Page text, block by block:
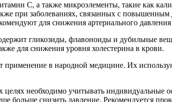
C, а также микроэлементы, такие как
при заболеваниях, связанных с
для снижения артериального
гликозиды, флавоноиды и дубильные
для снижения уровня холестерина в крови.
в народной медицине. Их
необходимо учитывать
снизить давление. Рекомендуется